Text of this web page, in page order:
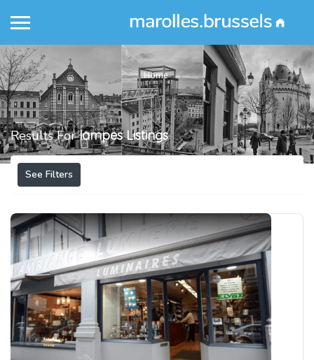
Home
Results Forlampes Listings
See Filters